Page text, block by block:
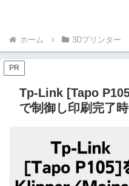
ホーム 3Dプリンター
PR
Tp-Link [Tapo
で制御し印刷完了